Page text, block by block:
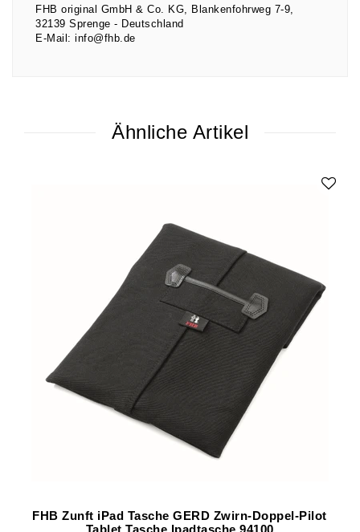
FHB original GmbH & Co. KG
Blankenfohrweg 7-9
32139 Sprenge
Deutschland
E-Mail: info@fhb.de
Ähnliche Artikel
FHB Zunft iPad Tasche GERD Zwirn-Doppel-Pilot
Tablet Tasche Ipadtasche 94100